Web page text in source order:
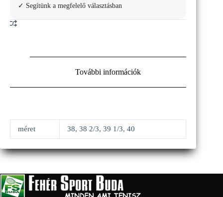
✓ Segítünk a megfelelő választásban
További információk
méret 38, 38 2/3, 39 1/3, 40